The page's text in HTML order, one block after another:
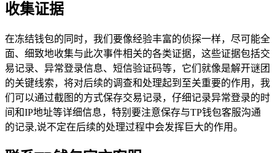
收集证据
在冻结钱包的同时，我们要像经验丰富的侦探一样，尽可能全
面、细致地收集与此次事件相关的各类证据，这些证据包括交
易记录、异常登录信息、短信验证码等，它们就像是解开谜团
的关键线索，将对后续的调查和处理起到至关重要的作用，我
们可以通过截图的方式保存交易记录，仔细记录异常登录的时
间和IP地址等详细信息，特别要注意保存与TP钱包客服沟通
的记录,说不定在后续的处理过程中会发挥巨大的作用。